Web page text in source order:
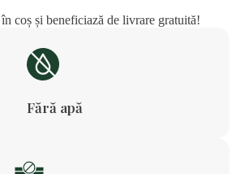
în coș și beneficiază de livrare gratuită!
Fără apă